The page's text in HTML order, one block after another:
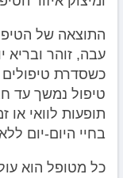
התוצאה של
עבה, זוהר ובריא
טיפול נמשך עד
תופעות לוואי
בחיי היום-יום
כל מטופל הוא